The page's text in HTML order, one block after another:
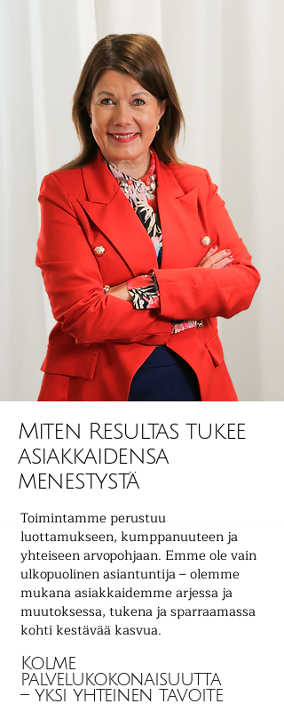
Miten Resultas tukee
asiakkaidensa
menestystä
Toimintamme perustuu
luottamukseen, kumppanuuteen ja
yhteiseen arvopohjaan. Emme ole vain
ulkopuolinen asiantuntija – olemme
mukana asiakkaidemme arjessa ja
muutoksessa, tukena ja sparraamassa
kohti kestävää kasvua.
Kolme
palvelukokonaisuutta
– yksi yhteinen tavoite